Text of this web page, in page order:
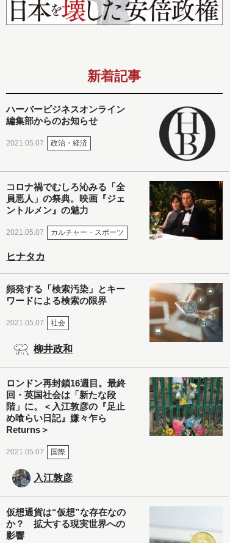
新着記事
ハーバービジネスオンライン
編集部からのお知らせ
2021.05.07 政治・経済
コロナ禍でむしろ沁みる「全
員悪人」の祭典。映画『ジェ
ントルメン』の魅力
2021.05.07 カルチャー・スポーツ
ヒナタカ
頻発する「検索汚染」とキー
ワードによる検索の限界
2021.05.07 社会
柳井政和
ロンドン再封鎖16週目。最終
回・英国社会は「新たな段
階」に。＜入江敦彦の『足止
め喰らい日記』嫌々乍ら
Returns＞
2021.05.07 国際
入江敦彦
仮想通貨は“仮想”な存在なの
か？ 拡大する現実世界への
影響